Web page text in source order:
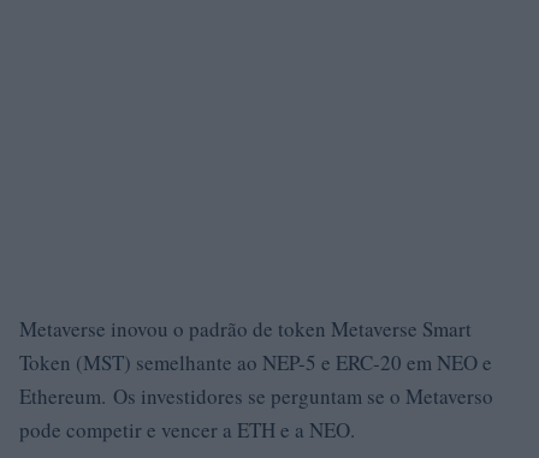
Metaverse inovou o padrão de token Metaverse Smart
Token (MST) semelhante ao NEP-5 e ERC-20 em NEO e
Ethereum. Os investidores se perguntam se o Metaverso
pode competir e vencer a ETH e a NEO.